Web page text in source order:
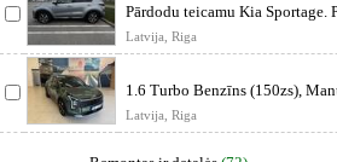
Pārdodu teicamu Kia Sportage.
apkope
Latvija, Riga
1.6 Turbo Benzīns (150zs),
6,
Latvija, Riga